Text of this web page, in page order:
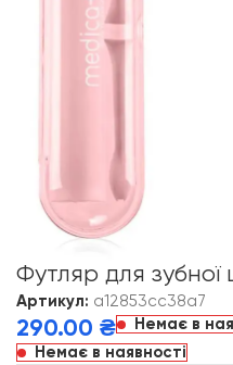
Футляр для зубної
Артикул: a12853cc38a7
290.00 ₴
Немає в
Немає в наявності